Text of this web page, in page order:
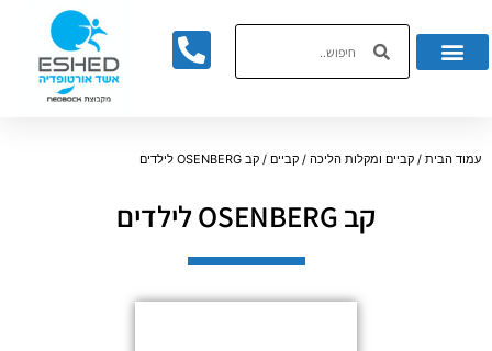
עמוד הבית / קביים ומקלות הליכה / קביים / קב OSENBERG לילדים
קב OSENBERG לילדים